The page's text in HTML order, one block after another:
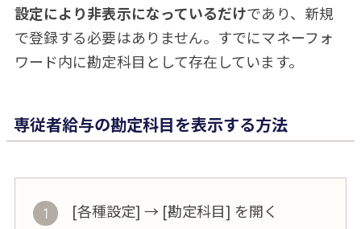
設定により非表示になっているだけであり、新規
で登録する必要はありません。すでにマネーフォ
ワード内に勘定科目として存在しています。
専従者給与の勘定科目を表示する方法
[各種設定] → [勘定科目] を開く